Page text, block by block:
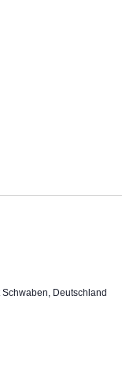
Schwaben, Deutschland